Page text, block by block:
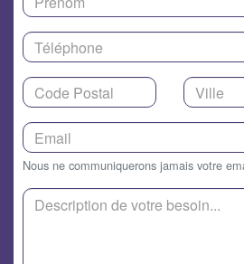
Nous ne communiquerons jamais votre